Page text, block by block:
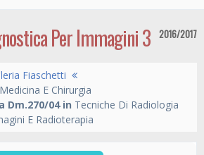
Per Immagini 3 2016/2017
Fiaschetti
Medicina E Chirurgia
Dm.270/04 in Tecniche Di Radiologia
E Radioterapia